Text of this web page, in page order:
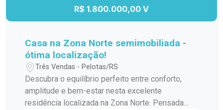
R$ 1.800.000,00 V
Casa na Zona Norte semimobiliada -
ótima localização!
Três Vendas - Pelotas/RS
Descubra o equilíbrio perfeito entre conforto,
amplitude e bem-estar nesta excelente
residência localizada na Zona Norte. Pensada